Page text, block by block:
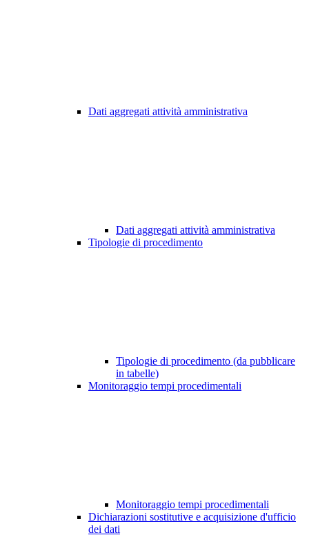
Dati aggregati attività amministrativa
Dati aggregati attività amministrativa
Tipologie di procedimento
Tipologie di procedimento (da pubblicare
in tabelle)
Monitoraggio tempi procedimentali
Monitoraggio tempi procedimentali
Dichiarazioni sostitutive e acquisizione d'ufficio
dei dati